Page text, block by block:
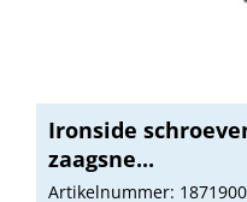
Ironside
zaagsne...
Artikelnummer: 1871900